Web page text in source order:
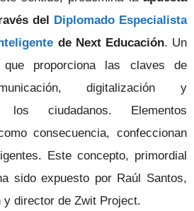
del
Diplomado Especialista
de Next Educación. Un
que proporciona las claves de
digitalización y
los ciudadanos. Elementos
consecuencia, confeccionan
Este concepto, primordial
sido expuesto por Raúl Santos,
director de Zwit Project.